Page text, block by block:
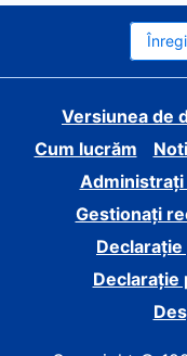
Versiunea de
Cum lucrăm
Gestionați
Declarație